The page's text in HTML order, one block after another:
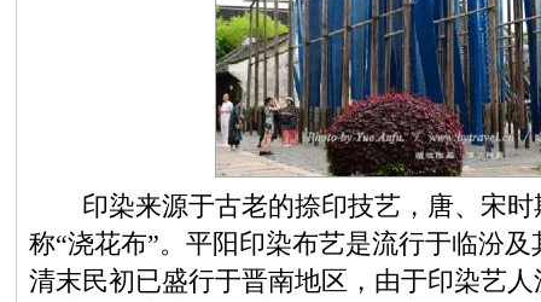
印染来源于古老的捺印技艺，唐、宋时
称“浇花布”。平阳印染布艺是流行于临汾
清末民初已盛行于晋南地区，由于印染艺